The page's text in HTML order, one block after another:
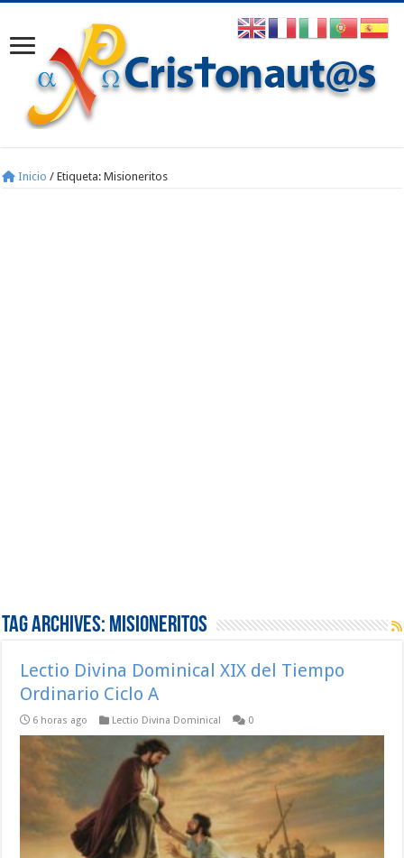
Inicio / Etiqueta:Misioneritos
Tag Archives: Misioneritos
Lectio Divina Dominical XIX del Tiempo
Ordinario Ciclo A
6 horas ago Lectio Divina Dominical 0